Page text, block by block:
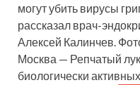
могут убить вирусы
рассказал врач-
Алексей Калинчев.
Москва — Репчатый
биологически